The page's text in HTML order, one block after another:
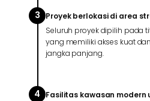
3
Proyek berlokasi di area
Seluruh proyek dipilih pada
yang memiliki akses kuat
jangka panjang.
4
Fasilitas kawasan modern